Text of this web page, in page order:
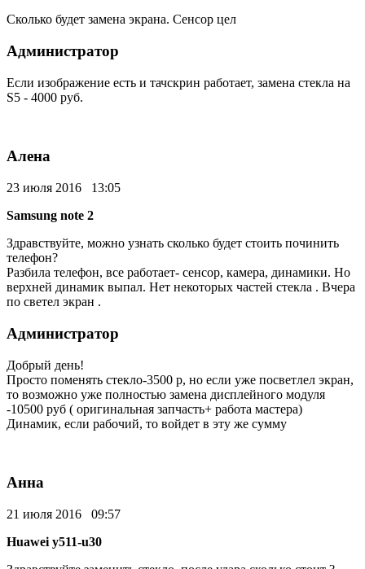
Сколько будет замена экрана. Сенсор цел
Администратор
Если изображение есть и тачскрин работает, замена стекла на
S5 - 4000 руб.
Алена
23 июля 2016 13:05
Samsung note 2
Здравствуйте, можно узнать сколько будет стоить починить
телефон?
Разбила телефон, все работает- сенсор, камера, динамики. Но
верхней динамик выпал. Нет некоторых частей стекла . Вчера
по светел экран .
Администратор
Добрый день!
Просто поменять стекло-3500 р, но если уже посветлел экран,
то возможно уже полностью замена дисплейного модуля
-10500 руб ( оригинальная запчасть+ работа мастера)
Динамик, если рабочий, то войдет в эту же сумму
Анна
21 июля 2016 09:57
Huawei y511-u30